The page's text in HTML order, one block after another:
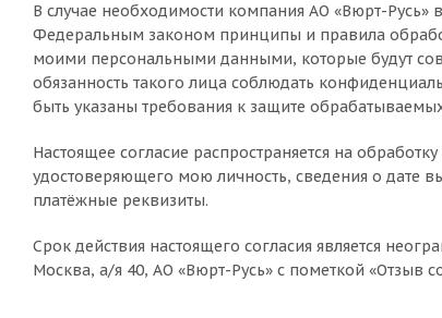
В случае необходимости компания АО «Вюрт-
Федеральным законом принципы и правила
моими персональными данными, которые будут
обязанность такого лица соблюдать
быть указаны требования к защите
Настоящее согласие распространяется на
удостоверяющего мою личность, сведения о дате
платёжные реквизиты.
Срок действия настоящего согласия является
Москва, а/я 40, АО «Вюрт-Русь» с пометкой «Отзыв